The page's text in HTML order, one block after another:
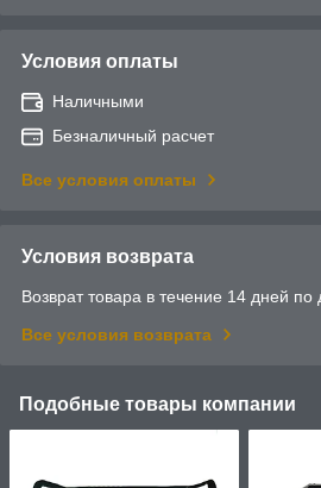
Условия оплаты
Наличными
Безналичный расчет
Все условия оплаты
Условия возврата
Возврат товара в течение 14 дней по
Все условия возврата
Подобные товары компании